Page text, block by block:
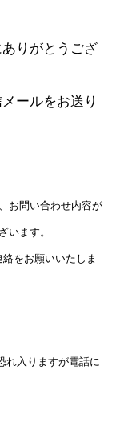
りがとうござ
ールをお送り
お問い合わせ内容が
います。
をお願いいたしま
れ入りますが電話に